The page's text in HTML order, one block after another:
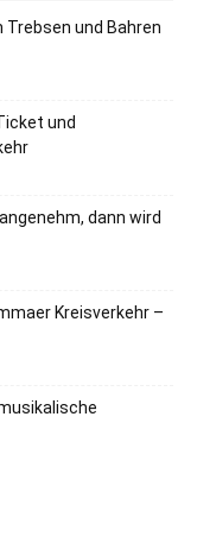
und Bahren
und
dann wird
Kreisverkehr –